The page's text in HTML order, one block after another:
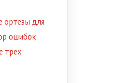
ортезы для
ошибок
трёх